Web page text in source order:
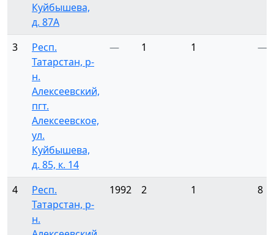
Куйбышева,
д. 87А
3
Респ.
Татарстан, р-
н.
Алексеевский,
пгт.
Алексеевское,
ул.
Куйбышева,
д. 85, к. 14
— 1 1 —
4
Респ.
Татарстан, р-
н.
1992 2 1 8